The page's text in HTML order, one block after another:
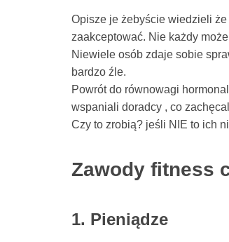
Opisze je żebyście wiedzieli
zaakceptować. Nie każdy
Niewiele osób zdaje sobie
bardzo źle.
Powrót do równowagi
wspaniali doradcy , co
Czy to zrobią? jeśli NIE to ich
Zawody fitness
1. Pieniądze